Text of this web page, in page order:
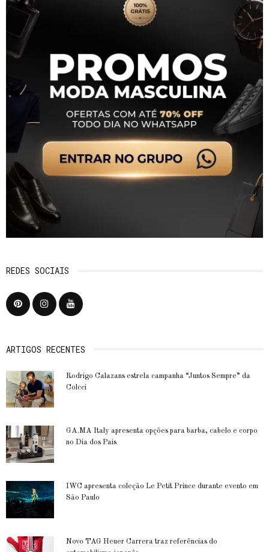
REDES SOCIAIS
ARTIGOS RECENTES
Rodrigo Calazans estrela campanha “Juntos Sempre” da
Colcci
GA.MA Italy apresenta opções para barba, cabelo e corpo
no Dia dos Pais
IWC apresenta coleção Le Petit Prince durante evento em
São Paulo
Novo TAG Heuer Carrera traz referências do